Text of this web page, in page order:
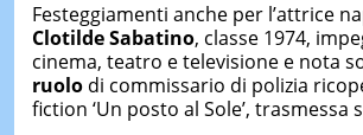
Festeggiamenti anche per l’attrice
Clotilde Sabatino, classe 1974,
cinema, teatro e televisione e nota
ruolodi commissario di polizia
fiction ‘Un posto al Sole’, trasmessa